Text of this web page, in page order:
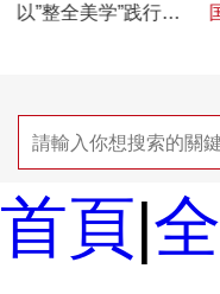
以”整全美学”践行硬
首頁|